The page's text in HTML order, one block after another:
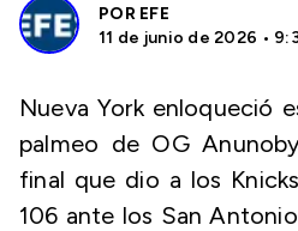
POR EFE
11 de junio de 2026 •
Nueva York enloqueció
palmeo de OG
final que dio a los
106 ante los San